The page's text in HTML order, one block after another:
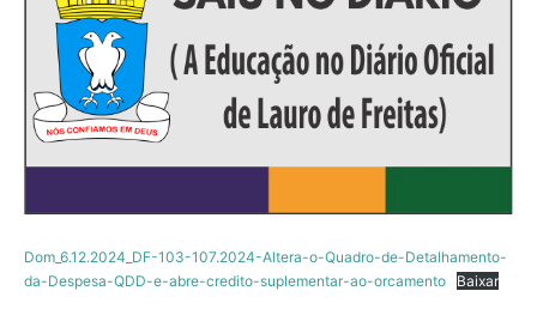
Dom_6.12.2024_DF-103-107.2024-Altera-o-Quadro-de-Detalhamento-
da-Despesa-QDD-e-abre-credito-suplementar-ao-orcamento
Baixar